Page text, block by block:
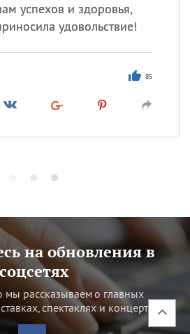
успехов и здоровья,
удовольствие!
85
на обновления в
соцсетях
рассказываем о главных
спектаклях и концертах.